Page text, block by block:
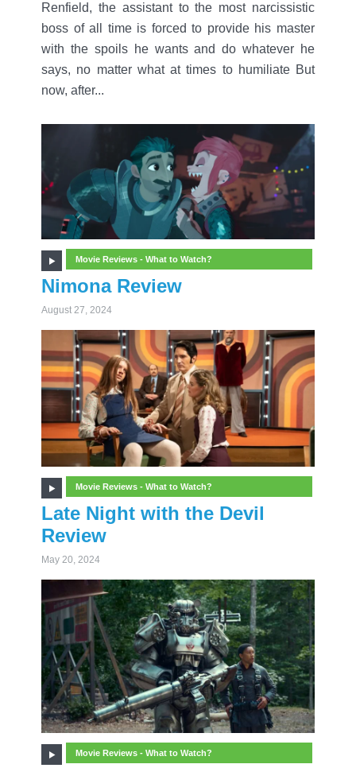
Renfield, the assistant to the most narcissistic
boss of all time is forced to provide his master
with the spoils he wants and do whatever he
says, no matter what at times to humiliate But
now, after...
Movie Reviews - What to Watch?
Nimona Review
August 27, 2024
Movie Reviews - What to Watch?
Late Night with the Devil
Review
May 20, 2024
Movie Reviews - What to Watch?